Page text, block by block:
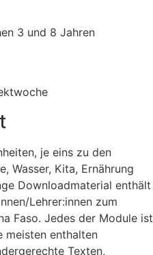
3 und 8 Jahren
je eins zu den
Wasser, Kita, Ernährung
Downloadmaterial enthält
Lehrer:innen zum
Faso. Jedes der Module ist
meisten enthalten
Texten,